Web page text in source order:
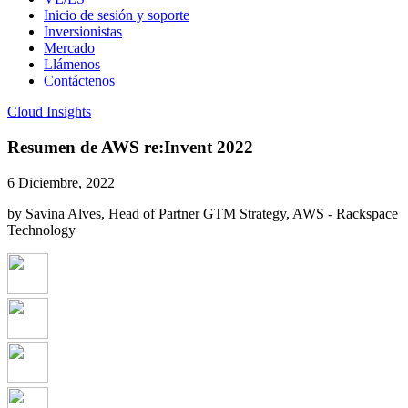
Inicio de sesión y soporte
Inversionistas
Mercado
Llámenos
Contáctenos
Cloud Insights
Resumen de AWS re:Invent 2022
6 Diciembre, 2022
by Savina Alves, Head of Partner GTM Strategy, AWS - Rackspace
Technology